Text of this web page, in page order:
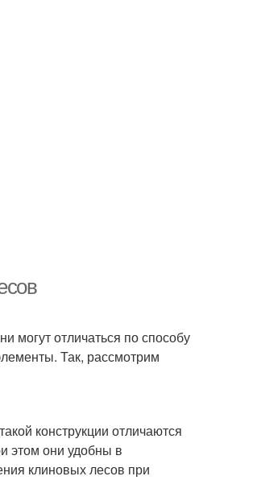
могут отличаться по способу
Так, рассмотрим
конструкции отличаются
этом они удобны в
клиновых лесов при